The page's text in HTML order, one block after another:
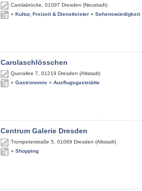
Carolabrücke 01097 Dresden (Neustadt)
» Kultur, Freizeit & Dienstleister » Sehenswürdigkeit
Carolaschlösschen
Querallee 7 01219 Dresden (Altstadt)
» Gastronomie » Ausflugsgaststätte
Centrum Galerie Dresden
Trompeterstraße 5 01069 Dresden (Altstadt)
» Shopping